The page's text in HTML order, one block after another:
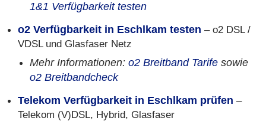
1&1 Verfügbarkeit testen
o2 Verfügbarkeit in Eschlkam testen – o2 DSL /
VDSL und Glasfaser Netz
Mehr Informationen: o2 Breitband Tarife sowie
o2 Breitbandcheck
Telekom Verfügbarkeit in Eschlkam prüfen –
Telekom (V)DSL, Hybrid, Glasfaser